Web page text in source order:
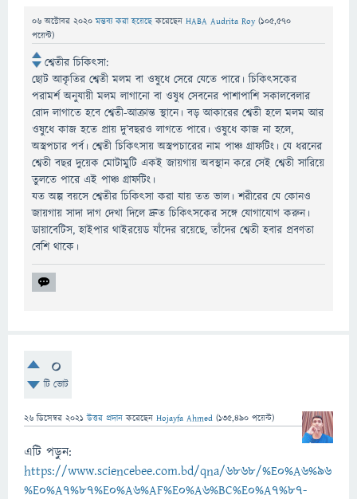
06 অক্টোবর 2020 মন্তব্য করা হয়েছেকরেছেন HABA Audrita Roy (105,570
পয়েন্ট)
শ্বেতীর চিকিত্‍সা:
ছোট আকৃতির শ্বেতী মলম বা ওষুধে সেরে যেতে পারে। চিকিত্‍সকের
পরামর্শ অনুযায়ী মলম লাগানো বা ওষুধ সেবনের পাশাপাশি সকালবেলার
রোদ লাগাতে হবে শ্বেতী-আক্রান্ত স্থানে। বড় আকারের শ্বেতী হলে মলম আর
ওষুধে কাজ হতে প্রায় দু’বছরও লাগতে পারে। ওষুধে কাজ না হলে,
অস্ত্রপচার পর্ব। শ্বেতী চিকিত্‍সায় অস্ত্রপচারের নাম পাঞ্চ গ্রাফটিং। যে ধরনের
শ্বেতী বছর দুয়েক মোটামুটি একই জায়গায় অবস্থান করে সেই শ্বেতী সারিয়ে
তুলতে পারে এই পাঞ্চ গ্রাফটিং।
যত অল্প বয়সে শ্বেতীর চিকিত্‍সা করা যায় তত ভাল। শরীরের যে কোনও
জায়গায় সাদা দাগ দেখা দিলে দ্রুত চিকিত্‍সকের সঙ্গে যোগাযোগ করুন।
ডায়াবেটিস, হাইপার থাইরয়েড যাঁদের রয়েছে, তাঁদের শ্বেতী হবার প্রবণতা
বেশি থাকে।
0
টি ভোট
26 ডিসেম্বর 2021 উত্তর প্রদান করেছেন Hojayfa Ahmed (135,490 পয়েন্ট)
এটি পড়ুন:
https://www.sciencebee.com.bd/qna/6868/%E0%A6%96
%E0%A7%87%E0%A6%AF%E0%A6%BC%E0%A7%87-